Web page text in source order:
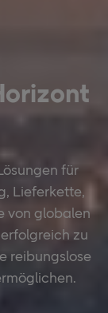
für
Lieferkette,
von globalen
zu
reibungslose